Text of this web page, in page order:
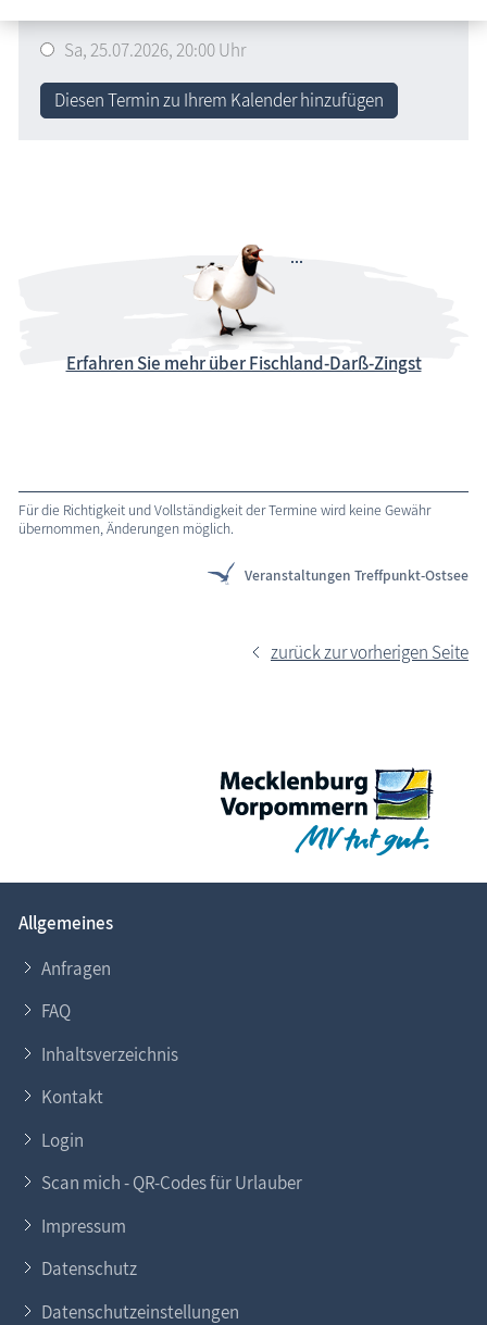
Sa, 25.07.2026, 20:00Uhr
Diesen Termin zu Ihrem Kalender hinzufügen
Erfahren Sie mehr über Fischland-Darß-Zingst
Für die Richtigkeit und Vollständigkeit der Termine wird keine Gewähr
übernommen, Änderungen möglich.
Veranstaltungen Treffpunkt-Ostsee
zurück zur vorherigen Seite
Allgemeines
Anfragen
FAQ
Inhaltsverzeichnis
Kontakt
Login
Scan mich - QR-Codes für Urlauber
Impressum
Datenschutz
Datenschutzeinstellungen